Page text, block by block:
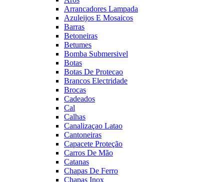
Arrancadores Lampada
Azuleijos E Mosaicos
Barras
Betoneiras
Betumes
Bomba Submersivel
Botas
Botas De Protecao
Brancos Electridade
Brocas
Cadeados
Cal
Calhas
Canalizaçao Latao
Cantoneiras
Capacete Proteção
Carros De Mão
Catanas
Chapas De Ferro
Chapas Inox